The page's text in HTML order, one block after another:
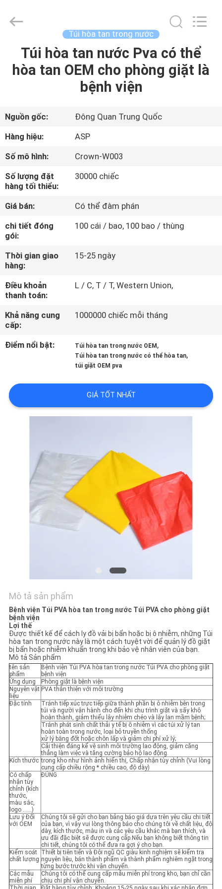
NHÀ
PHẨM
HƯỚNG
VR
CHÚNG
TÔI
THAM
QUAN
NHÀ
MÁY
SOÁT
CHẤT
LƯỢNG
TRANG
PRIVACY
Industrial
Reserved.
Túi hòa tan trong nước
Túi hòa tan nước Pva có thể
hòa tan OEM cho phòng giặt là
bệnh viện
Nguồn gốc:
Đông Quan Trung Quốc
Hàng hiệu:
ASP
Số mô hình:
Crown-W003
Số lượng đặt
hàng tối thiểu:
30000 chiếc
Giá bán:
Có thể đàm phán
chi tiết đóng
gói:
100 cái / bao, 100 bao / thùng
Thời gian giao
hàng:
15-25 ngày
Điều khoản
thanh toán:
L / C, T / T, Western Union,
Khả năng cung
cấp:
1000000 chiếc mỗi tháng
Điểm nổi bật: Túi hòa tan trong nước OEM ,
Túi hòa tan trong nước có thể hòa tan,
túi giặt OEM pva
GIÁ TỐT NHẤT
Mô tả sản phẩm
Bệnh viện Túi PVA hòa tan trong nước Túi PVA cho phòng giặt
bệnh viện
Lợi thế
Được thiết kế để cách ly đồ vải bị bẩn hoặc bị ô nhiễm, những Túi
hòa tan trong nước này là một cách tuyệt vời để quản lý đồ giặt
bị bẩn hoặc nhiễm khuẩn trong khi bảo vệ nhân viên của bạn.
Mô tả Sản phẩm
tên sản
phẩm
Bệnh viện Túi PVA hòa tan trong nước Túi PVA cho phòng giặt
bệnh viện
Ứng dụng
Phòng giặt là bệnh viện
Nguyên vật
liệu
PVA thân thiện với môi trường
Đặc tính
Tránh tiếp xúc trực tiếp giữa thành phần bị ô nhiễm bên trong
túi và người vận hành cho đến khi chu trình giặt và sấy khô
hoàn thành, giảm thiểu lây nhiễm chéo và lây lan mầm bệnh;
Tránh phát sinh chất thải y tế bị ô nhiễm vì các túi xử lý tan
hoàn toàn trong nước, loại bỏ truyền thống
xử lý bằng đốt hoặc chôn lấp và giảm chi phí xử lý;
Cải thiện đáng kể vệ sinh môi trường lao động, giảm căng
thẳng làm việc và tăng cường bảo hộ lao động.
Kích thước trong kho như hình ảnh hiển thị, Chấp nhận tùy chỉnh (Vui lòng
cung cấp chiều rộng * chiều cao, độ dày)
Có chấp
nhận tùy
chỉnh (kích
thước,
màu sắc,
logo ......)
ĐÚNG
Lưu ý Đối
với OEM
Chúng tôi sẽ gửi cho bạn bảng báo giá dựa trên yêu cầu chi tiết
của bạn, vì vậy vui lòng thông báo cho chúng tôi về chất liệu, độ
dày, kích thước, màu in và các yêu cầu khác mà bạn thích, và
ưu đãi đặc biệt sẽ được cung cấp.Nếu bạn không biết thông tin
chi tiết, chúng tôi có thể đưa ra gợi ý cho bạn.
Kiểm soát
chất lượng
Thiết bị tiên tiến và Đội ngũ QC giàu kinh nghiệm sẽ kiểm tra
nguyên liệu, bán thành phẩm và thành phẩm nghiêm ngặt trong
từng bước trước khi vận chuyển.
Các mẫu
miễn phí
Chúng tôi có thể cung cấp mẫu miễn phí trong kho, bạn chỉ cần
chịu chi phí vận chuyển.